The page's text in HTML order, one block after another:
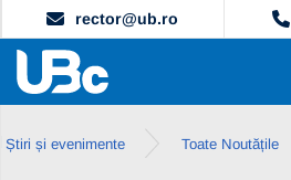
rector@ub.ro
Știri și evenimente Toate Noutățile